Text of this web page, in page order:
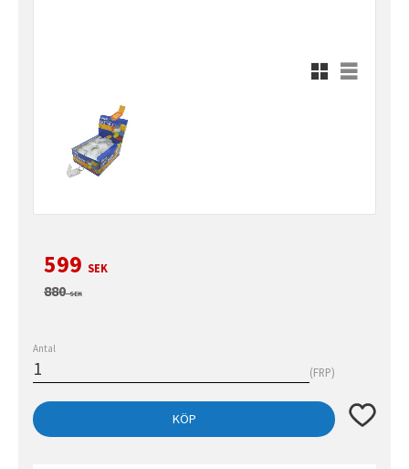
Rutnätsvy
Listvy
Nedsatt pris:
599 SEK
Ordinarie pris:
880SEK
Antal
FRP
KÖP Lägg till